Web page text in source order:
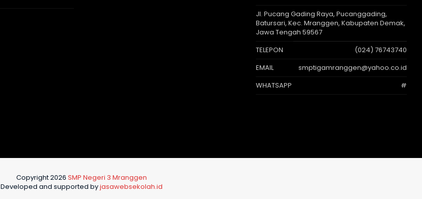
Jl. Pucang Gading Raya, Pucanggading,
Batursari, Kec. Mranggen, Kabupaten Demak,
Jawa Tengah 59567
TELEPON
(024) 76743740
EMAIL
smptigamranggen@yahoo.co.id
WHATSAPP
#
Copyright 2026 SMP Negeri 3 Mranggen
Developed and supported byjasawebsekolah.id